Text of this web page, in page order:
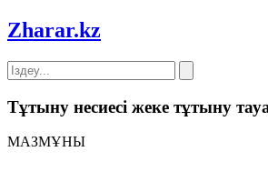
Zharar.kz
Тұтыну несиесі жеке тұтыну
МАЗМҰНЫ